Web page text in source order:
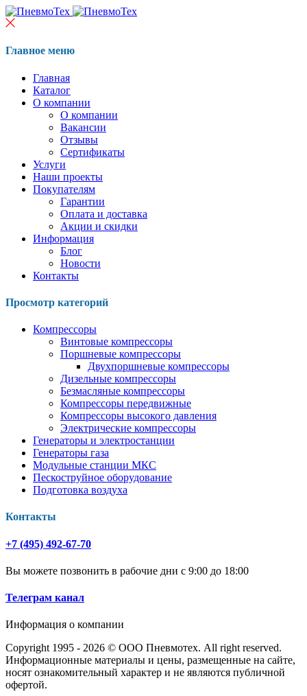
Главное меню
Главная
Каталог
О компании
О компании
Вакансии
Отзывы
Сертификаты
Услуги
Наши проекты
Покупателям
Гарантии
Оплата и доставка
Акции и скидки
Информация
Блог
Новости
Контакты
Просмотр категорий
Компрессоры
Винтовые компрессоры
Поршневые компрессоры
Двухпоршневые компрессоры
Дизельные компрессоры
Безмасляные компрессоры
Компрессоры передвижные
Компрессоры высокого давления
Электрические компрессоры
Генераторы и электростанции
Генераторы газа
Модульные станции МКС
Пескоструйное оборудование
Подготовка воздуха
Контакты
+7 (495) 492-67-70
Вы можете позвонить в рабочие дни с 9:00 до 18:00
Телеграм канал
Информация о компании
Copyright 1995 - 2026 © ООО Пневмотех. All right reserved.
Информационные материалы и цены, размещенные на сайте,
носят ознакомительный характер и не являются публичной
офертой.